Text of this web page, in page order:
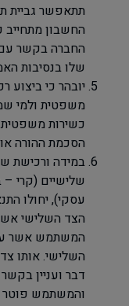
תתאפשר גביית
החשבון מתחייב
החברה בקשר
שלו בנסיבות
יובהר כי ביצוע
הסכמת ההורה
במידה ורכישת
שלישיים (קרי
עסקי), יחולו
הצד השלישי
המשתמש אשר
השלישי. אותו
דבר ועניין
והמשתמש פוטר